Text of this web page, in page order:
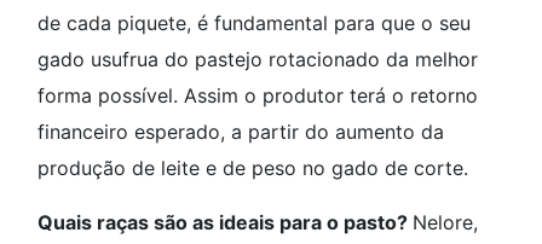
de cada piquete, é fundamental para que o seu
gado usufrua do pastejo rotacionado da melhor
forma possível. Assim o produtor terá o retorno
financeiro esperado, a partir do aumento da
produção de leite e de peso no gado de corte.
Quais raças são as ideais para o pasto? Nelore,